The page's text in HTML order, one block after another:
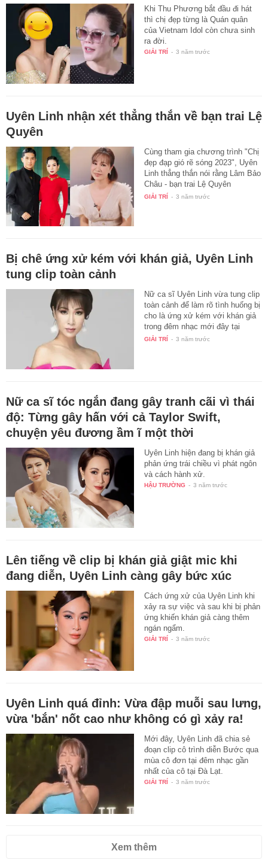
Khi Thu Phương bắt đầu đi hát
thì chị đẹp từng là Quán quân
của Vietnam Idol còn chưa sinh
ra đời.
GIẢI TRÍ - 3 năm trước
Uyên Linh nhận xét thẳng thắn về bạn trai Lệ
Quyên
Cùng tham gia chương trình "Chị
đẹp đạp gió rẽ sóng 2023", Uyên
Linh thẳng thắn nói rằng Lâm Bảo
Châu - bạn trai Lệ Quyên
không…
GIẢI TRÍ - 3 năm trước
Bị chê ứng xử kém với khán giả, Uyên Linh
tung clip toàn cảnh
Nữ ca sĩ Uyên Linh vừa tung clip
toàn cảnh để làm rõ tình huống bị
cho là ứng xử kém với khán giả
trong đêm nhạc mới đây tại
Phan…
GIẢI TRÍ - 3 năm trước
Nữ ca sĩ tóc ngắn đang gây tranh cãi vì thái
độ: Từng gây hấn với cả Taylor Swift,
chuyện yêu đương ầm ĩ một thời
Uyên Linh hiện đang bị khán giả
phản ứng trái chiều vì phát ngôn
và cách hành xử.
HẬU TRƯỜNG - 3 năm trước
Lên tiếng về clip bị khán giả giật mic khi
đang diễn, Uyên Linh càng gây bức xúc
Cách ứng xử của Uyên Linh khi
xảy ra sự việc và sau khi bị phản
ứng khiến khán giả càng thêm
ngán ngẩm.
GIẢI TRÍ - 3 năm trước
Uyên Linh quá đỉnh: Vừa đập muỗi sau lưng,
vừa 'bắn' nốt cao như không có gì xảy ra!
Mới đây, Uyên Linh đã chia sẻ
đoạn clip cô trình diễn Bước qua
mùa cô đơn tại đêm nhạc gần
nhất của cô tại Đà Lạt.
GIẢI TRÍ - 3 năm trước
Xem thêm